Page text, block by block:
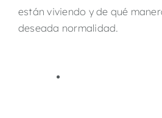
están viviendo y de qué
deseada normalidad.